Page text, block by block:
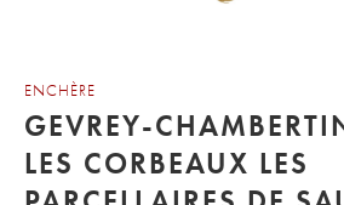
ENCHÈRE
GEVREY-
LES CORBEAUX LES